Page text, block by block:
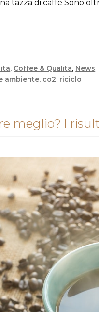
tazza di caffè Sono
, Coffee & Qualità, News
ambiente, co2, riciclo
meglio? I